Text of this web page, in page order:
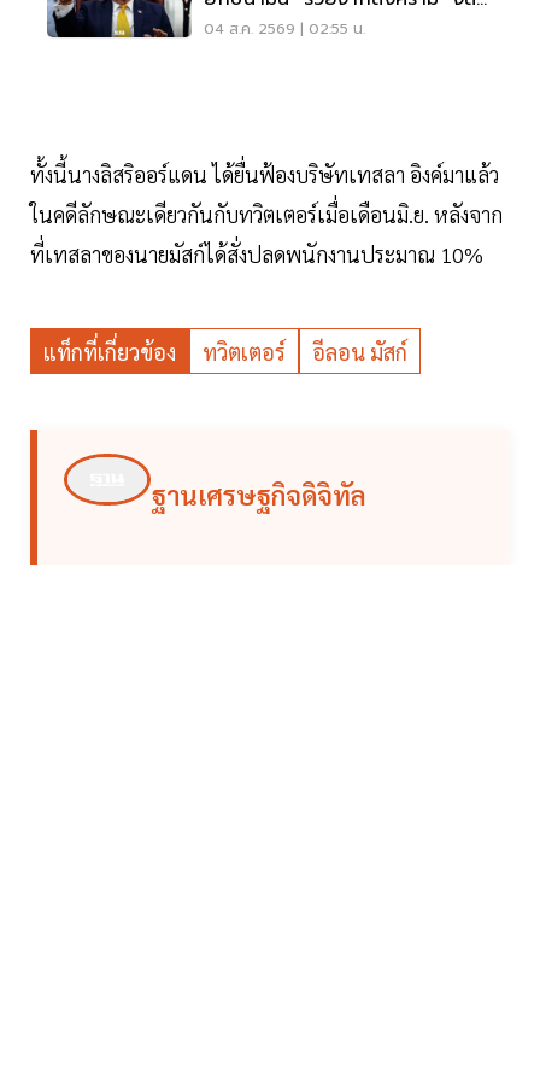
ราคาด่วน
04 ส.ค. 2569 | 02:55 น.
ทั้งนี้นางลิสริออร์แดน ได้ยื่นฟ้องบริษัทเทสลา อิงค์มาแล้ว
ในคดีลักษณะเดียวกันกับทวิตเตอร์เมื่อเดือนมิ.ย. หลังจาก
ที่เทสลาของนายมัสก์ได้สั่งปลดพนักงานประมาณ 10%
แท็กที่เกี่ยวข้อง ทวิตเตอร์ อีลอน มัสก์
ฐานเศรษฐกิจดิจิทัล